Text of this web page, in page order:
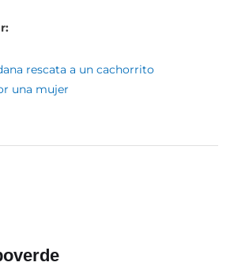
rescata a un cachorrito
una mujer